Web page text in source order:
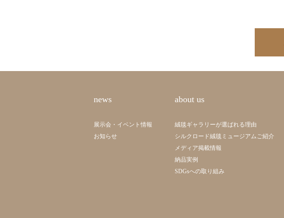
news
展示会・イベント情報
お知らせ
about us
絨毯ギャラリーが選ばれる理由
シルクロード絨毯ミュージアムご紹介
メディア掲載情報
納品実例
SDGsへの取り組み